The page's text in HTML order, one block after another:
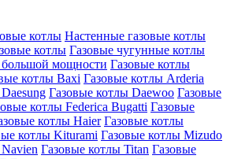
котлы Настенные газовые котлы
котлы Газовые чугунные котлы
большой мощности Газовые котлы
котлы Baxi Газовые котлы Arderia
Газовые котлы Daewoo Газовые
котлы Federica Bugatti Газовые
котлы Haier Газовые котлы
котлы Kiturami Газовые котлы Mizudo
Газовые котлы Titan Газовые